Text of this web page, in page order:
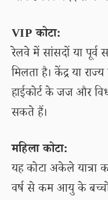
VIP कोटा:
रेलवे में सांसदों या
मिलता है। केंद्र या
हाईकोर्ट के जज और
सकते हैं।
महिला कोटा:
यह कोटा अकेले यात्रा
वर्ष से कम आयु के